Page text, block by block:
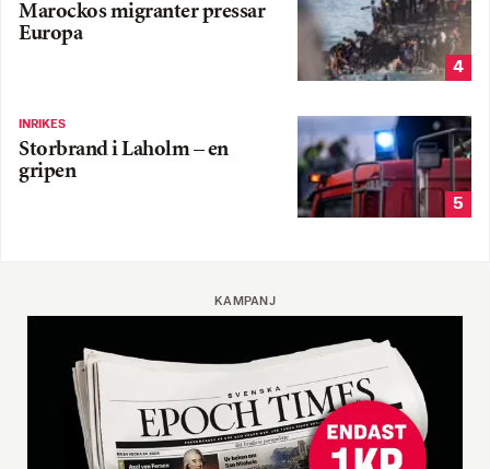
Marockos migranter pressar
Europa
4
INRIKES
Storbrand i Laholm – en
gripen
5
KAMPANJ